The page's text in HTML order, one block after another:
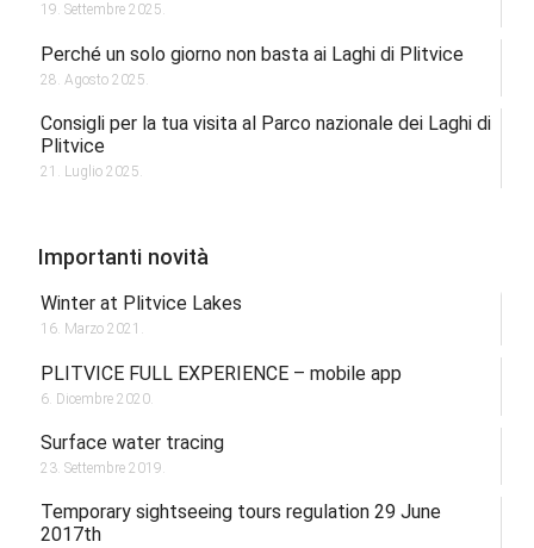
19. Settembre 2025.
Perché un solo giorno non basta ai Laghi di Plitvice
28. Agosto 2025.
Consigli per la tua visita al Parco nazionale dei Laghi di
Plitvice
21. Luglio 2025.
Importanti novità
Winter at Plitvice Lakes
16. Marzo 2021.
PLITVICE FULL EXPERIENCE – mobile app
6. Dicembre 2020.
Surface water tracing
23. Settembre 2019.
Temporary sightseeing tours regulation 29 June
2017th